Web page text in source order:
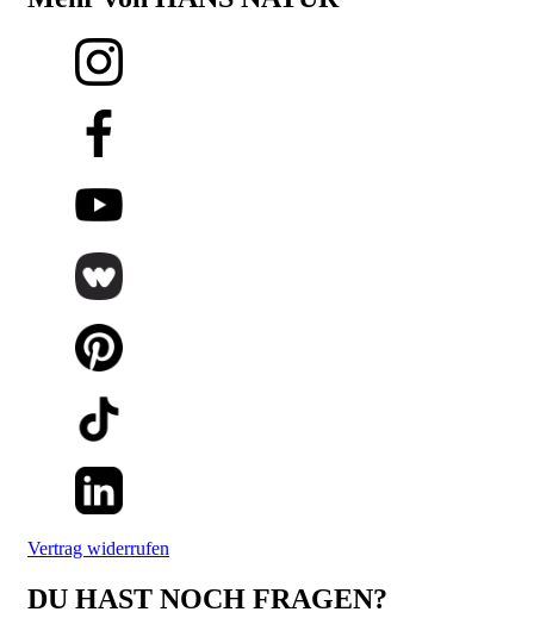
Vertrag widerrufen
DU HAST NOCH FRAGEN?